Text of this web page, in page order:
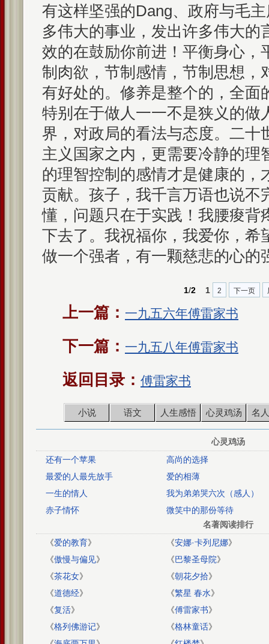
有这样坚强的Dang、政府与毛
多伟大的事业，发出许多伟大的
效的在鼓励你前进！平衡身心，
制肉欲，节制感情，节制思想，
有好处的。修养是整个的，全面
特别在于做人一一不是狭义的做
界，对政局的看法与态度。二十
主义国家之内，更需要冷静的理
的理智控制的感情才是健康的，
贡献。孩子，我千言万语也说不
懂，问题只在于实践！我腰痠背
下去了。我祝福你，我爱你，希
做一个强者，有一颗慈悲的心的
1/2 1 2 下一页
上一篇： 一九五六年傅雷家书
下一篇： 一九五八年傅雷家书
返回目录： 傅雷家书
小说 语文 人生感悟 心灵鸡汤 名
心灵鸡汤
还有一个苹果
高尚的选择
最爱的人最先放手
爱的相薄
一生的情人
我为弟弟哭六次（感人）
赤子情怀
微笑中的那份等待
名著阅读排行
《爱的教育》 《安娜·卡列尼娜》
《傲慢与偏见》 《巴黎圣母院》
《茶花女》 《朝花夕拾》
《道德经》 《繁星 春水》
《复活》 《傅雷家书》
《格列佛游记》 《格林童话》